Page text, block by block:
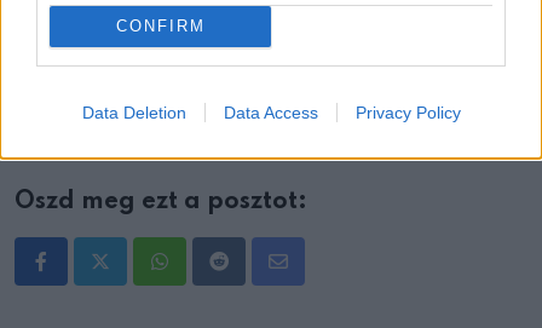
CONFIRM
Data Deletion Data Access Privacy Policy
műtétre lesz szükség. Azt mondja, minden olyan
beavatkozást vállal, amelytől érdemi javulást remél, és a
Oszd meg ezt a posztot:
WhatsappRedditShare